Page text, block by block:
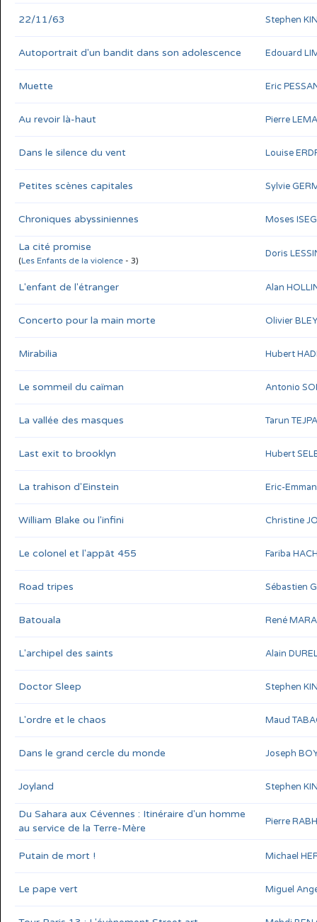
22/11/63 Stephen
Autoportrait d'un bandit dans son adolescence Edouard
Muette Eric
Au revoir là-haut Pierre
Dans le silence du vent Louise
Petites scènes capitales Sylvie
Chroniques abyssiniennes Moses
La cité promise
(Les Enfants de la violence - 3)
Doris
L'enfant de l'étranger Alan
Concerto pour la main morte Olivier
Mirabilia Hubert
Le sommeil du caïman Antonio
La vallée des masques Tarun
Last exit to brooklyn Hubert
La trahison d'Einstein Eric-
William Blake ou l'infini Christine
Le colonel et l'appât 455 Fariba
Road tripes Sébastien
Batouala René
L'archipel des saints Alain
Doctor Sleep Stephen
L'ordre et le chaos Maud
Dans le grand cercle du monde Joseph
Joyland Stephen
Du Sahara aux Cévennes : Itinéraire d'un homme
au service de la Terre-Mère
Pierre
Putain de mort ! Michael
Le pape vert Miguel